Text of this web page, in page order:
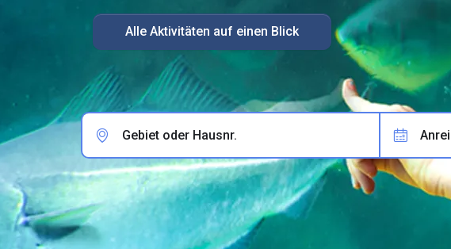
Alle Aktivitäten auf einen Blick
Gebiet oder Hausnr.